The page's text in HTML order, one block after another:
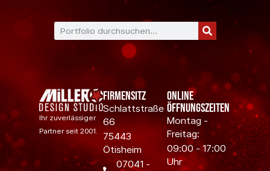
Ihr zuverlässiger
Partner seit 2001.
Firmensitz
Schlattstraße
66
75443
Ötisheim
07041 -
Online
Öffnungszeiten
Montag -
Freitag:
09:00 - 17:00
Uhr